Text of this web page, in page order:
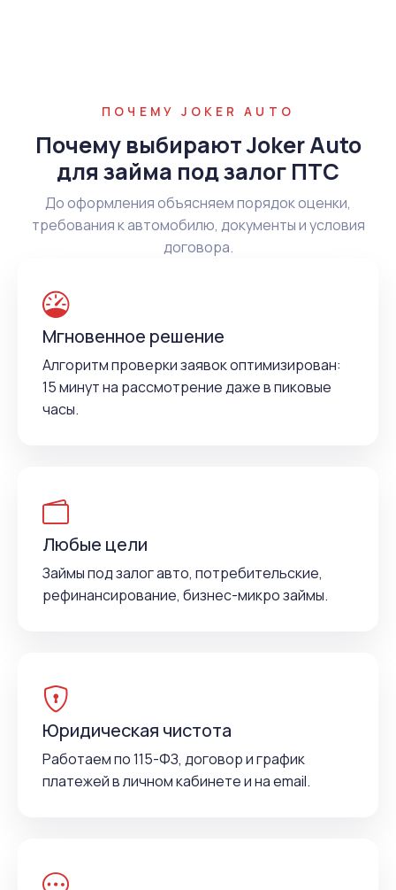
ПОЧЕМУ JOKER AUTO
Почему выбирают Joker Auto
для займа под залог ПТС
До оформления объясняем порядок оценки,
требования к автомобилю, документы и условия
договора.
Мгновенное решение
Алгоритм проверки заявок оптимизирован:
15 минут на рассмотрение даже в пиковые
часы.
Любые цели
Займы под залог авто, потребительские,
рефинансирование, бизнес-микро займы.
Юридическая чистота
Работаем по 115-ФЗ, договор и график
платежей в личном кабинете и на email.